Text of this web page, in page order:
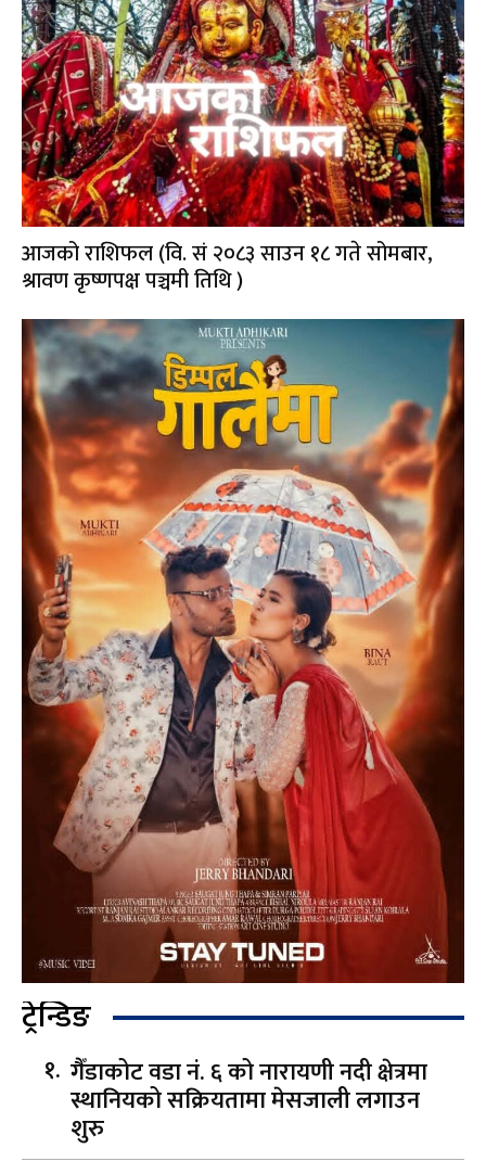
आजको राशिफल (वि. सं २०८३ साउन १८ गते सोमबार,
श्रावण कृष्णपक्ष पञ्चमी तिथि )
ट्रेन्डिङ
गैँडाकोट वडा नं. ६ को नारायणी नदी क्षेत्रमा
स्थानियको सक्रियतामा मेसजाली लगाउन
शुरु